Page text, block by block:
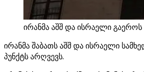
ირანმა აშშ და ისრაელი
ირანმა შაბათს აშშ და ისრაელი
პუნქტს არღვევს.